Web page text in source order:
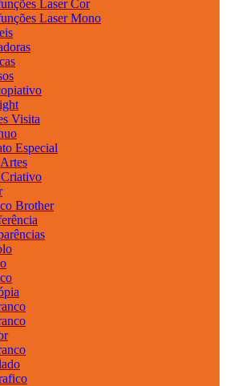
Laser Cor
Laser Mono
Visita
Especial
Brother